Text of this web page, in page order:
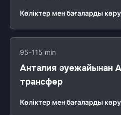
Көліктер мен бағаларды көру
95-115 min
Анталия әуежайынан
трансфер
Көліктер мен бағаларды көру